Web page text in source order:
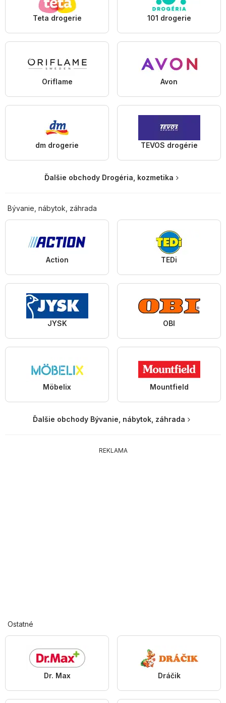
Teta drogerie 101 drogerie
Oriflame Avon
dm drogerie TEVOS drogérie
Ďalšie obchody Drogéria, kozmetika
Bývanie, nábytok, záhrada
Action TEDi
JYSK OBI
Möbelix Mountfield
Ďalšie obchody Bývanie, nábytok, záhrada
REKLAMA
Ostatné
Dr. Max Dráčik